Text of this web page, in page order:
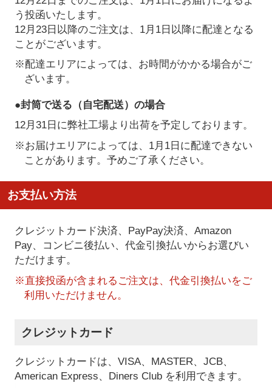
う投函いたします。
12月23日以降のご注文は、1月1日以降に配達となる
ことがございます。
※配達エリアによっては、お時間がかかる場合がご
ざいます。
●封筒で送る（自宅配送）の場合
12月31日に弊社工場より出荷を予定しております。
※お届けエリアによっては、1月1日に配達できない
ことがあります。予めご了承ください。
お支払い方法
クレジットカード決済、PayPay決済、Amazon
Pay、コンビニ後払い、代金引換払いからお選びい
ただけます。
※直接投函が含まれるご注文は、代金引換払いをご
利用いただけません。
クレジットカード
クレジットカードは、VISA、MASTER、JCB、
American Express、Diners Club を利用できます。